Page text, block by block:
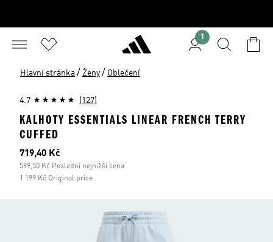
1
Hlavní stránka / Ženy / Oblečení
4.7 (127)
KALHOTY ESSENTIALS LINEAR FRENCH TERRY
CUFFED
Aktuální cena
719,40 Kč
599,50 Kč Poslední nejnižší cena
1 199 Kč Original price